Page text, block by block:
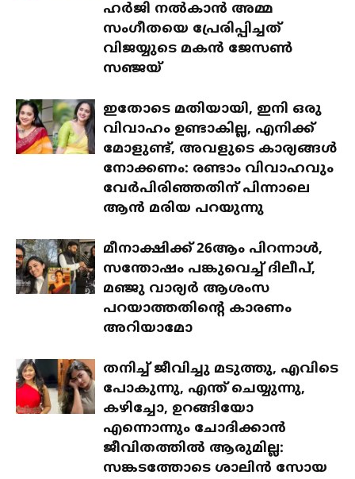
ഹർജി നൽകാൻ അമ്മ
സംഗീതയെ പ്രേരിപ്പിച്ചത്
വിജയ്യുടെ മകൻ ജേസൺ
സഞ്ജയ്
ഇതോടെ മതിയായി, ഇനി ഒരു
വിവാഹം ഉണ്ടാകില്ല, എനിക്ക്
മോളുണ്ട്, അവളുടെ കാര്യങ്ങൾ
നോക്കണം: രണ്ടാം വിവാഹവും
വേർപിരിഞ്ഞതിന് പിന്നാലെ
ആൻ മരിയ പറയുന്നു
മീനാക്ഷിക്ക് 26ആം പിറന്നാൾ,
സന്തോഷം പങ്കുവെച്ച് ദിലീപ്,
മഞ്ജു വാര്യർ ആശംസ
പറയാത്തതിന്റെ കാരണം
അറിയാമോ
തനിച്ച് ജീവിച്ചു മടുത്തു, എവിടെ
പോകുന്നു, എന്ത് ചെയ്യുന്നു,
കഴിച്ചോ, ഉറങ്ങിയോ
എന്നൊന്നും ചോദിക്കാൻ
ജീവിതത്തിൽ ആരുമില്ല:
സങ്കടത്തോടെ ശാലിൻ സോയ